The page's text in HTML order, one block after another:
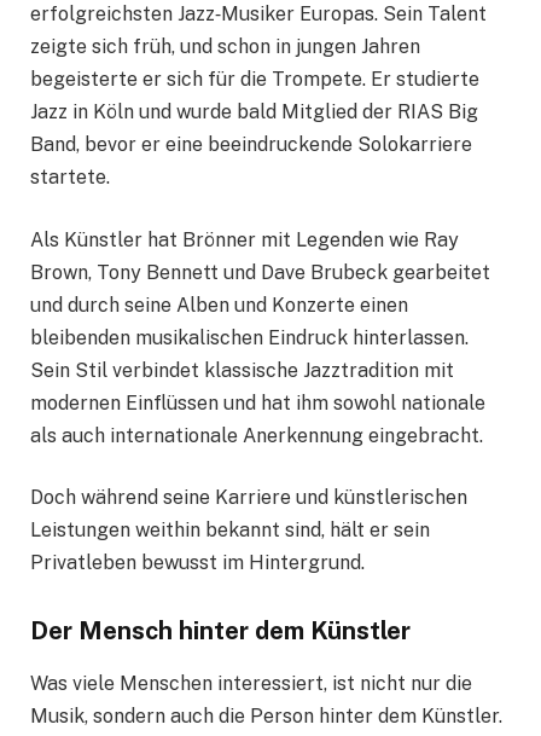
erfolgreichsten Jazz‑Musiker Europas. Sein Talent
zeigte sich früh, und schon in jungen Jahren
begeisterte er sich für die Trompete. Er studierte
Jazz in Köln und wurde bald Mitglied der RIAS Big
Band, bevor er eine beeindruckende Solokarriere
startete.
Als Künstler hat Brönner mit Legenden wie Ray
Brown, Tony Bennett und Dave Brubeck gearbeitet
und durch seine Alben und Konzerte einen
bleibenden musikalischen Eindruck hinterlassen.
Sein Stil verbindet klassische Jazztradition mit
modernen Einflüssen und hat ihm sowohl nationale
als auch internationale Anerkennung eingebracht.
Doch während seine Karriere und künstlerischen
Leistungen weithin bekannt sind, hält er sein
Privatleben bewusst im Hintergrund.
Der Mensch hinter dem Künstler
Was viele Menschen interessiert, ist nicht nur die
Musik, sondern auch die Person hinter dem Künstler.